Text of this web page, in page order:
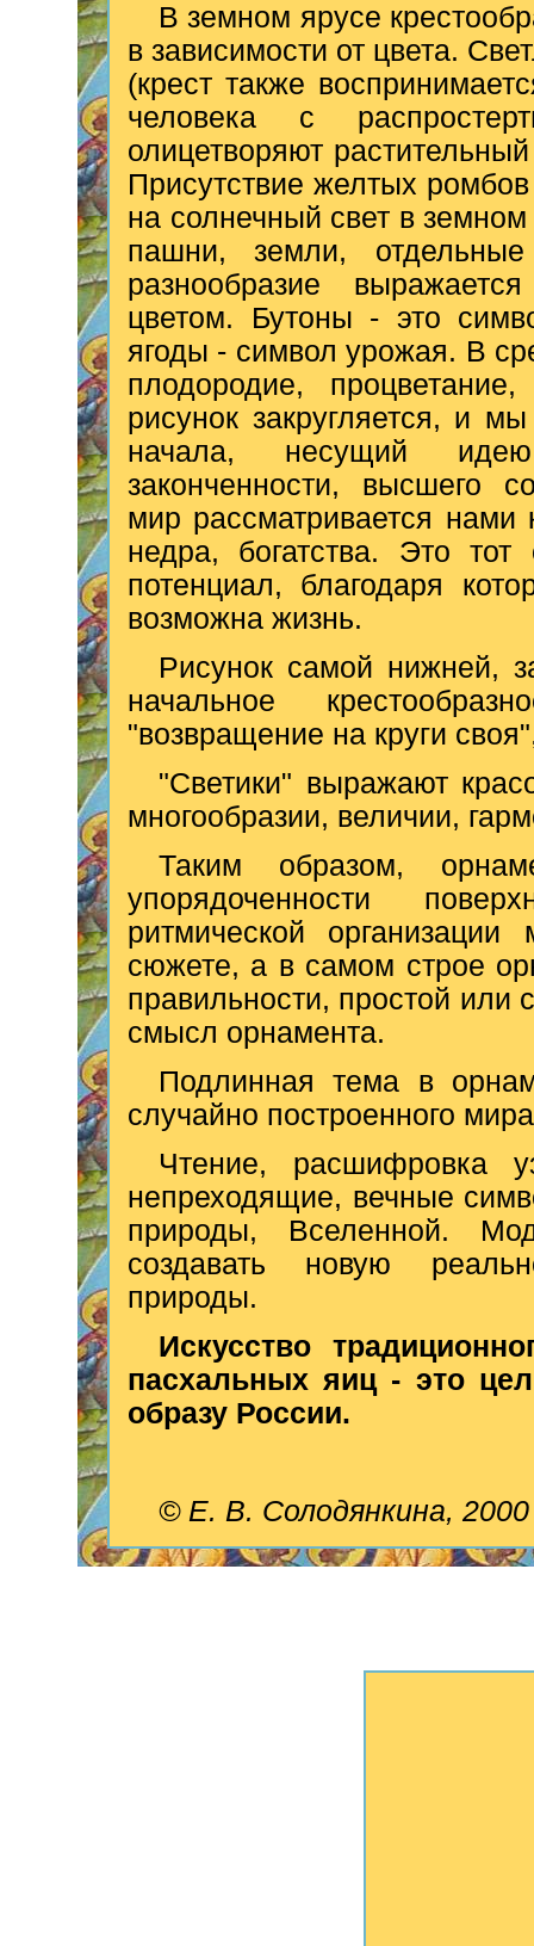
В земном ярусе
в зависимости от цвета.
(крест также
человека с
олицетворяют
Присутствие желтых
на солнечный свет в
пашни, земли,
разнообразие
цветом. Бутоны - это
ягоды - символ урожая. В
плодородие,
рисунок закругляется, и
начала, несущий
законченности, высшего
мир рассматривается
недра, богатства. Это
потенциал, благодаря
возможна жизнь.
Рисунок самой нижней,
начальное
"возвращение на круги
"Светики" выражают
многообразии, величии,
Таким образом,
упорядоченности
ритмической
сюжете, а в самом строе
правильности, простой или
смысл орнамента.
Подлинная тема в
случайно построенного
Чтение, расшифровка
непреходящие, вечные
природы, Вселенной.
создавать новую
природы.
Искусство
пасхальных яиц - это
образу России.
© Е. В. Солодянкина, 2000